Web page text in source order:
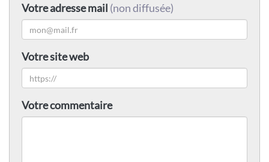
Votre adresse mail (non diffusée)
Votre site web
Votre commentaire